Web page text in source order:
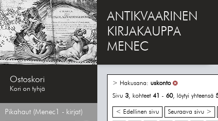
ANTIKVAARINEN
KIRJAKAUPPA
MENEC
Ostoskori
Kori on tyhjä
Pikahaut (Menec1 - kirjat)
> Hakusana: uskonto
Sivu 3, kohteet 41 - 60, löytyi yhteensä
< Edellinen sivu Seuraava sivu >